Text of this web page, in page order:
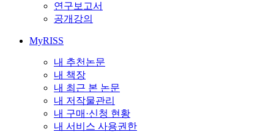
연구보고서
공개강의
MyRISS
내 추천논문
내 책장
내 최근 본 논문
내 저작물관리
내 구매·신청 현황
내 서비스 사용권한